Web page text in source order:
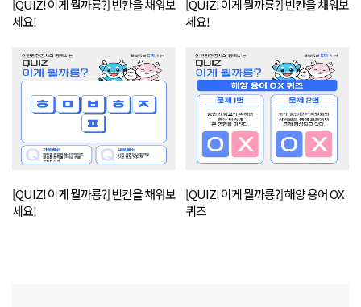
[QUIZ! 이게 뭘까룡?] 빈칸을 채워보
세요!
[QUIZ! 이게 뭘까룡?] 빈칸을 채워보
세요!
[QUIZ! 이게 뭘까룡?] 빈칸을 채워보
세요!
[QUIZ! 이게 뭘까룡?] 해양 용어 OX
퀴즈